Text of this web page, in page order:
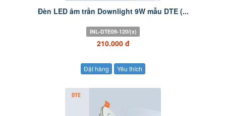
Đèn LED âm trần Downlight 9W mẫu DTE (...
INL-DTE09-120/(x)
210.000 đ
Đặt hàng Yêu thích